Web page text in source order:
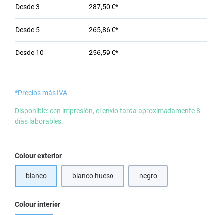
Desde3 287,50 €*
Desde 5 265,86 €*
Desde 10 256,59 €*
*Precios más IVA
Disponible: con impresión, el envío tarda aproximadamente 8
días laborables.
Seleccione
Colour exterior
blanco blanco hueso negro
Seleccione
Colour interior